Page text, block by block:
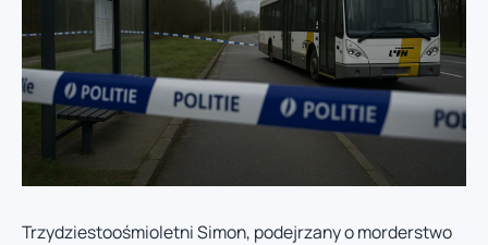
Trzydziestoośmioletni Simon, podejrzany o morderstwo